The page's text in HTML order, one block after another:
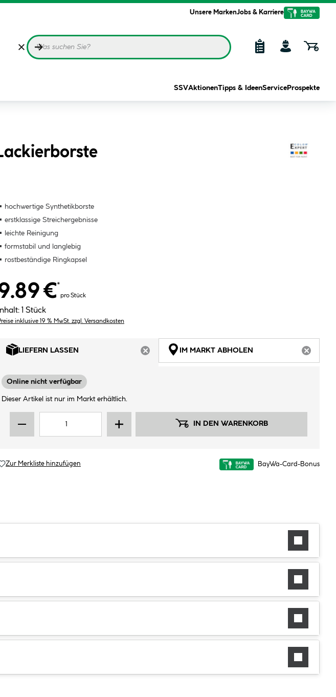
Unsere MarkenJobs & Karriere
SSVAktionenTipps & IdeenService Prospekte
hochwertige Synthetikborste
erstklassige Streichergebnisse
leichte Reinigung
formstabil und langlebig
rostbeständige Ringkapsel
€*
pro Stück
Inhalt: 1 Stück
inklusive 19 % MwSt. zzgl. Versandkosten
LIEFERN LASSEN
ARTIKEL NICHT VERFÜGBAR
IM MARKT ABHOLEN
Online nicht verfügbar
Dieser Artikel ist nur im Markt erhältlich.
IN DEN WARENKORB
Zur Merkliste hinzufügen BayWa-Card-Bonus